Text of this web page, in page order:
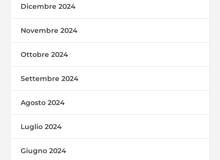
Dicembre 2024
Novembre 2024
Ottobre 2024
Settembre 2024
Agosto 2024
Luglio 2024
Giugno 2024